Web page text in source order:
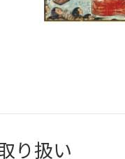
り扱い